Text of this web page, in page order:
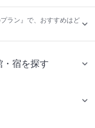
ラン』で、おすすめはど
宿を探す